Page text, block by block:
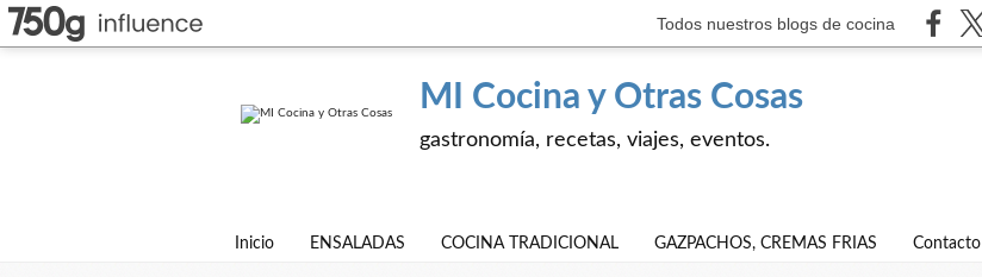
Todos nuestros blogs de cocina
MI Cocina y Otras Cosas
gastronomía, recetas, viajes, eventos.
Inicio ENSALADAS COCINA TRADICIONAL GAZPACHOS, CREMAS FRIAS Contacto